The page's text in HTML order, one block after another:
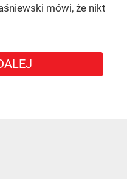
mówi, że nikt